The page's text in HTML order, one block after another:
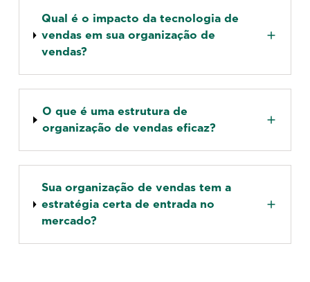
Qual é o impacto da tecnologia de
vendas em sua organização de
vendas?
O que é uma estrutura de
organização de vendas eficaz?
Sua organização de vendas tem a
estratégia certa de entrada no
mercado?